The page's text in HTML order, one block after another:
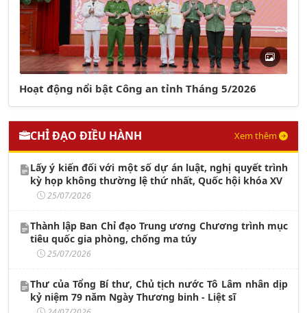
Hoạt động nổi bật Công an tỉnh Tháng 5/2026
CHỈ ĐẠO ĐIỀU HÀNH Xem thêm
Lấy ý kiến đối với một số dự án luật, nghị quyết trình
kỳ họp không thường lệ thứ nhất, Quốc hội khóa XV
25/07/2026
Thành lập Ban Chỉ đạo Trung ương Chương trình mục
tiêu quốc gia phòng, chống ma túy
25/07/2026
Thư của Tổng Bí thư, Chủ tịch nước Tô Lâm nhân dịp
kỷ niệm 79 năm Ngày Thương binh - Liệt sĩ